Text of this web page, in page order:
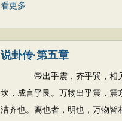
看更多
说卦传·第五章
帝出乎震，齐乎巽，相见乎
坎，成言乎艮。万物出乎震，震
洁齐也。离也者，明也，万物皆